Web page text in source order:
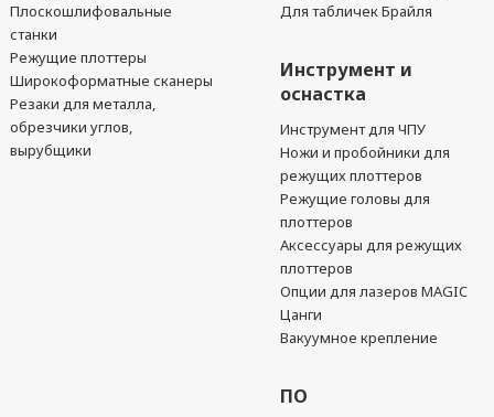
Плоскошлифовальные
станки
Режущие плоттеры
Широкоформатные сканеры
Резаки для металла,
обрезчики углов,
вырубщики
Для табличек Брайля
Инструмент и
оснастка
Инструмент для ЧПУ
Ножи и пробойники для
режущих плоттеров
Режущие головы для
плоттеров
Аксессуары для режущих
плоттеров
Опции для лазеров MAGIC
Цанги
Вакуумное крепление
ПО